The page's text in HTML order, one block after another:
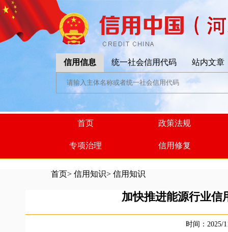
信用信息 统一社会信用代码 站内文章
首页 政策法规
专项治理 信用修复
首页> 信用知识> 信用知识
加快推进能源行业信
时间：2025/